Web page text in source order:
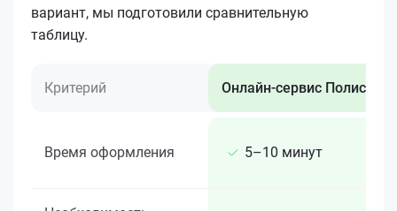
вариант, мы подготовили сравнительную
таблицу.
Критерий Онлайн-сервис Полис 812
Время оформления 5–10 минут